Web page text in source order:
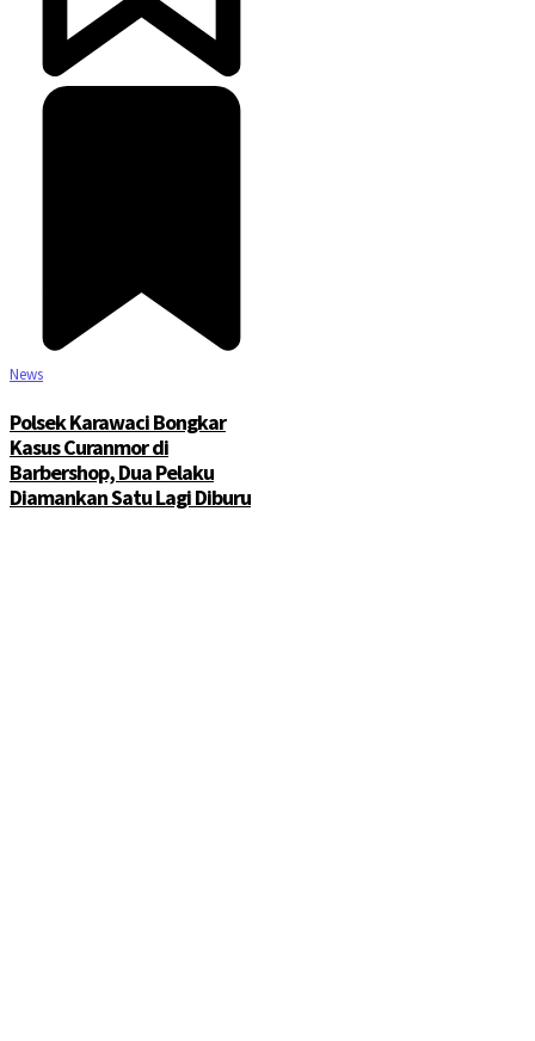
News
Polsek Karawaci Bongkar
Kasus Curanmor di
Barbershop, Dua Pelaku
Diamankan Satu Lagi Diburu